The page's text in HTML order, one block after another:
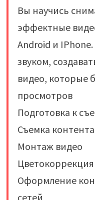
Вы научись
эффектные
Android и
звуком,
видео, которые
просмотров
Подготовка к
Съемка контента
Монтаж видео
Цветокоррекция
Оформление
сетей